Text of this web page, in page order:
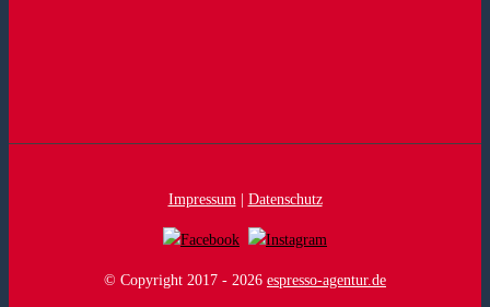
Impressum| Datenschutz
© Copyright 2017 - 2026 espresso-agentur.de